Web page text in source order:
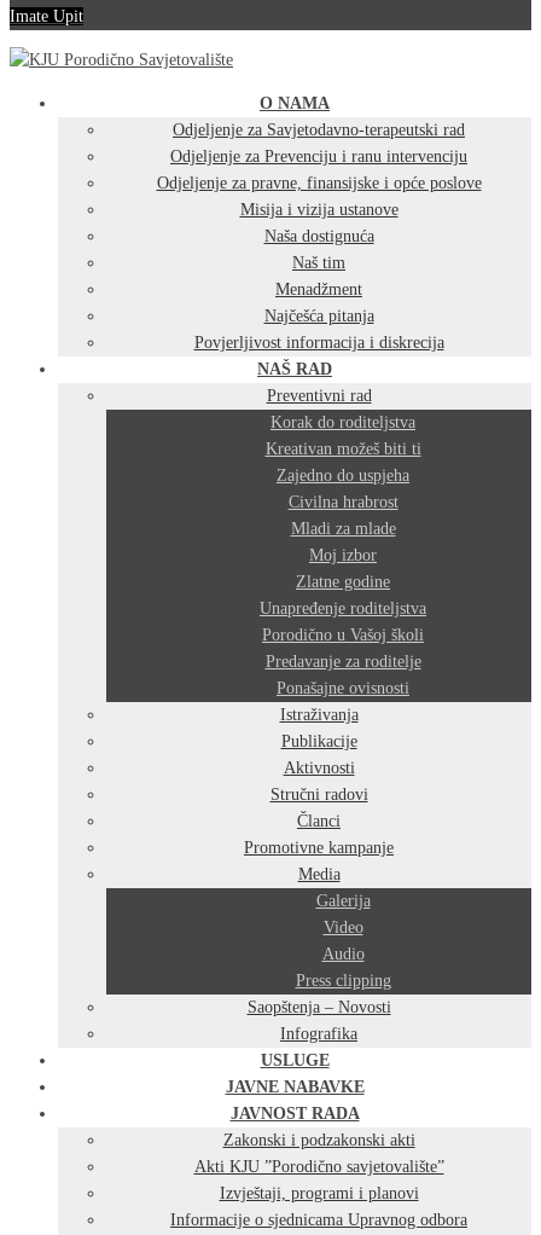
Imate Upit
O NAMA
Odjeljenje za Savjetodavno-terapeutski rad
Odjeljenje za Prevenciju i ranu intervenciju
Odjeljenje za pravne, finansijske i opće poslove
Misija i vizija ustanove
Naša dostignuća
Naš tim
Menadžment
Najčešća pitanja
Povjerljivost informacija i diskrecija
NAŠ RAD
Preventivni rad
Korak do roditeljstva
Kreativan možeš biti ti
Zajedno do uspjeha
Civilna hrabrost
Mladi za mlade
Moj izbor
Zlatne godine
Unapređenje roditeljstva
Porodično u Vašoj školi
Predavanje za roditelje
Ponašajne ovisnosti
Istraživanja
Publikacije
Aktivnosti
Stručni radovi
Članci
Promotivne kampanje
Media
Galerija
Video
Audio
Press clipping
Saopštenja – Novosti
Infografika
USLUGE
JAVNE NABAVKE
JAVNOST RADA
Zakonski i podzakonski akti
Akti KJU ”Porodično savjetovalište”
Izvještaji, programi i planovi
Informacije o sjednicama Upravnog odbora